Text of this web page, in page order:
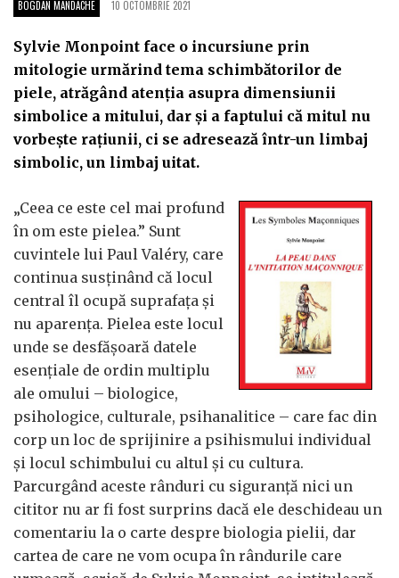
BOGDAN MANDACHE 10 OCTOMBRIE 2021
Sylvie Monpoint face o incursiune prin
mitologie urmărind tema schimbătorilor de
piele, atrăgând atenția asupra dimensiunii
simbolice a mitului, dar și a faptului că mitul nu
vorbește rațiunii, ci se adresează într-un limbaj
simbolic, un limbaj uitat.
„Ceea ce este cel mai profund
în om este pielea.” Sunt
cuvintele lui Paul Valéry, care
continua susținând că locul
central îl ocupă suprafața și
nu aparența. Pielea este locul
unde se desfășoară datele
esențiale de ordin multiplu
ale omului – biologice,
psihologice, culturale, psihanalitice – care fac din
corp un loc de sprijinire a psihismului individual
și locul schimbului cu altul și cu cultura.
Parcurgând aceste rânduri cu siguranță nici un
cititor nu ar fi fost surprins dacă ele deschideau un
comentariu la o carte despre biologia pielii, dar
cartea de care ne vom ocupa în rândurile care